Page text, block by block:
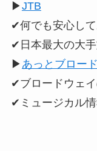
▶︎JTB
✔︎何でも安心し
✔︎日本最大の大
▶︎ あっとブロー
✔︎ブロードウェ
✔︎ミュージカル